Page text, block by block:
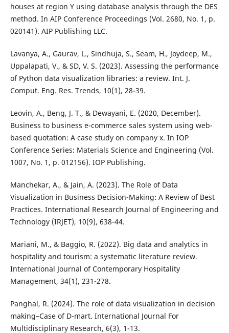
houses at region Y using database analysis through the DES
method. In AIP Conference Proceedings (Vol. 2680, No. 1, p.
020141). AIP Publishing LLC.
Lavanya, A., Gaurav, L., Sindhuja, S., Seam, H., Joydeep, M.,
Uppalapati, V., & SD, V. S. (2023). Assessing the performance
of Python data visualization libraries: a review. Int. J.
Comput. Eng. Res. Trends, 10(1), 28-39.
Leovin, A., Beng, J. T., & Dewayani, E. (2020, December).
Business to business e-commerce sales system using web-
based quotation: A case study on company x. In IOP
Conference Series: Materials Science and Engineering (Vol.
1007, No. 1, p. 012156). IOP Publishing.
Manchekar, A., & Jain, A. (2023). The Role of Data
Visualization in Business Decision-Making: A Review of Best
Practices. International Research Journal of Engineering and
Technology (IRJET), 10(9), 638-44.
Mariani, M., & Baggio, R. (2022). Big data and analytics in
hospitality and tourism: a systematic literature review.
International Journal of Contemporary Hospitality
Management, 34(1), 231-278.
Panghal, R. (2024). The role of data visualization in decision
making–Case of D-mart. International Journal For
Multidisciplinary Research, 6(3), 1-13.